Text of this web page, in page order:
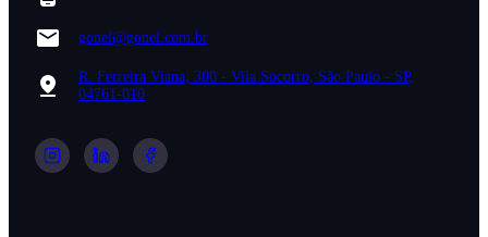
gonel@gonel.com.br
R. Ferreira Viana, 300 - Vila Socorro, São Paulo - SP,
04761-010